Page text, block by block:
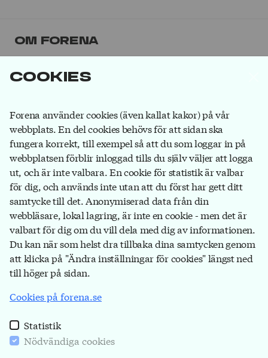
Cookies
Forena använder cookies (även kallat kakor) på vår
webbplats. En del cookies behövs för att sidan ska
fungera korrekt, till exempel så att du som loggar in på
webbplatsen förblir inloggad tills du själv väljer att logga
ut, och är inte valbara. En cookie för statistik är valbar
för dig, och används inte utan att du först har gett ditt
samtycke till det. Anonymiserad data från din
webbläsare, lokal lagring, är inte en cookie - men det är
valbart för dig om du vill dela med dig av informationen.
Du kan när som helst dra tillbaka dina samtycken genom
att klicka på "Ändra inställningar för cookies" längst ned
till höger på sidan.
Cookies på forena.se
Statistik
Nödvändiga cookies
Om Forena
Forena är det största facket inom
försäkringsbranschen. Våra medlemmar jobbar på
försäkringsbolag och hos försäkringsförmedlare.Bli
medlemdu också!
Forena
Box 1116
111 81 Stockholm
08-791 17 00
info@forena.se
Kontakt
Webshop
Ändra inställningar för cookies